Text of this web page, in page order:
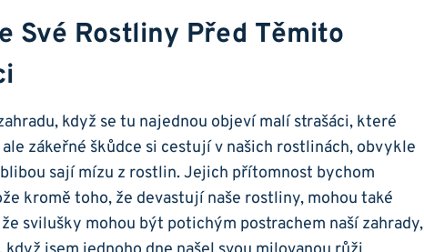
Své Rostliny Před Těmito
když se tu najednou objeví malí strašáci, které
zákeřné škůdce si cestují v našich rostlinách, obvykle
sají mízu z rostlin. Jejich přítomnost bychom
kromě toho, že devastují naše rostliny, mohou také
svilušky mohou být potichým postrachem naší zahrady,